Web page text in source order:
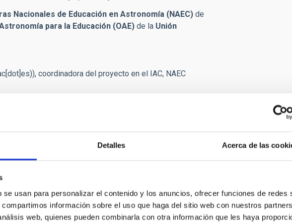
Detalles Acerca de las
usan para personalizar el contenido y los anuncios, ofrecer funciones de redes
información sobre el uso que haga del sitio web con nuestros
web, quienes pueden combinarla con otra información que les haya
Nacionales de Educación en Astronomía (NAEC) de
para la Educación (OAE) de la Unión
), coordinadora del proyecto en el IAC, NAEC
iniciativa del IAC que pretende visibilizar el trabajo
en el campo de la Astronomía-Astrofísica , a la vez
nuevos referentes profesionales para